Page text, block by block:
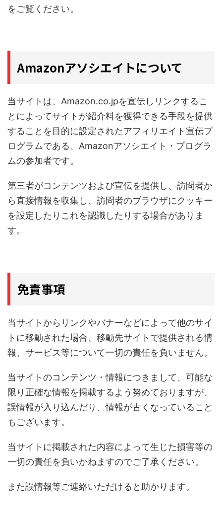
をご覧ください。
Amazonアソシエイトについて
当サイトは、Amazon.co.jpを宣伝しリンクするこ
とによってサイトが紹介料を獲得できる手段を提供
することを目的に設定されたアフィリエイト宣伝プ
ログラムである、Amazonアソシエイト・プログラ
ムの参加者です。
第三者がコンテンツおよび宣伝を提供し、訪問者か
ら直接情報を収集し、訪問者のブラウザにクッキー
を設定したりこれを認識したりする場合がありま
す。
免責事項
当サイトからリンクやバナーなどによって他のサイ
トに移動された場合、移動先サイトで提供される情
報、サービス等について一切の責任を負いません。
当サイトのコンテンツ・情報につきまして、可能な
限り正確な情報を掲載するよう努めておりますが、
誤情報が入り込んだり、情報が古くなっていること
もございます。
当サイトに掲載された内容によって生じた損害等の
一切の責任を負いかねますのでご了承ください。
また誤情報等ご連絡いただけると助かります。